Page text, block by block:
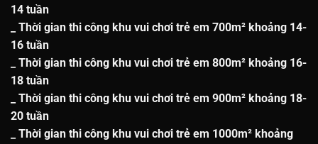
14 tuần
_ Thời gian thi công khu vui chơi trẻ em 700m² khoảng 14-
16 tuần
_ Thời gian thi công khu vui chơi trẻ em 800m² khoảng 16-
18 tuần
_ Thời gian thi công khu vui chơi trẻ em 900m² khoảng 18-
20 tuần
_ Thời gian thi công khu vui chơi trẻ em 1000m² khoảng